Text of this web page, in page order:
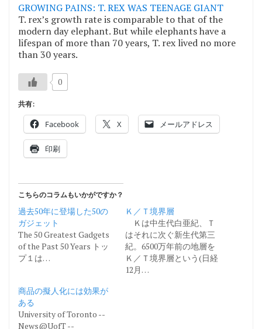
GROWING PAINS: T. REX WAS TEENAGE GIANT
T. rex’s growth rate is comparable to that of the
modern day elephant. But while elephants have a
lifespan of more than 70 years, T. rex lived no more
than 30 years.
0
共有:
Facebook X メールアドレス
印刷
こちらのコラムもいかがですか？
過去50年に登場した50の
ガジェット
The 50 Greatest Gadgets
of the Past 50 Years トッ
プ１は…
Ｋ／Ｔ境界層
Ｋは中生代白亜紀、Ｔ
はそれに次ぐ新生代第三
紀。6500万年前の地層を
Ｋ／Ｔ境界層という(日経
12月…
商品の擬人化には効果が
ある
University of Toronto --
News@UofT --